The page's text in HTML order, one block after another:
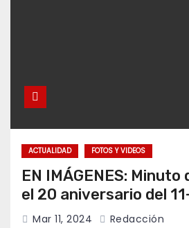
ACTUALIDAD FOTOS Y VIDEOS
EN IMÁGENES: Minuto
el 20 aniversario del
Mar 11, 2024 Redacción